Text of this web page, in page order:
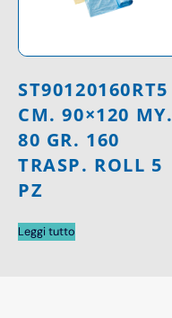
ST90120160RT5
CM. 90×120 MY.
80 GR. 160
TRASP. ROLL 5
PZ
Leggi tutto